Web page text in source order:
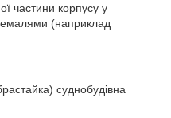
частини корпусу у
емалями (наприклад
суднобудівна